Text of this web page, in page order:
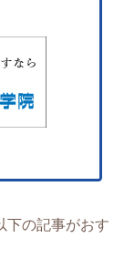
下の記事がおす